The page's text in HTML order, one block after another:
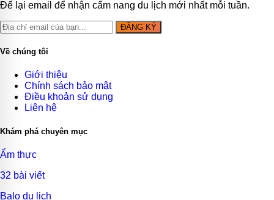
Để lại email để nhận cẩm nang du lịch mới nhất mỗi tuần.
ĐĂNG KÝ
Về chúng tôi
Giới thiệu
Chính sách bảo mật
Điều khoản sử dụng
Liên hệ
Khám phá chuyên mục
Ẩm thực
32 bài viết
Balo du lịch